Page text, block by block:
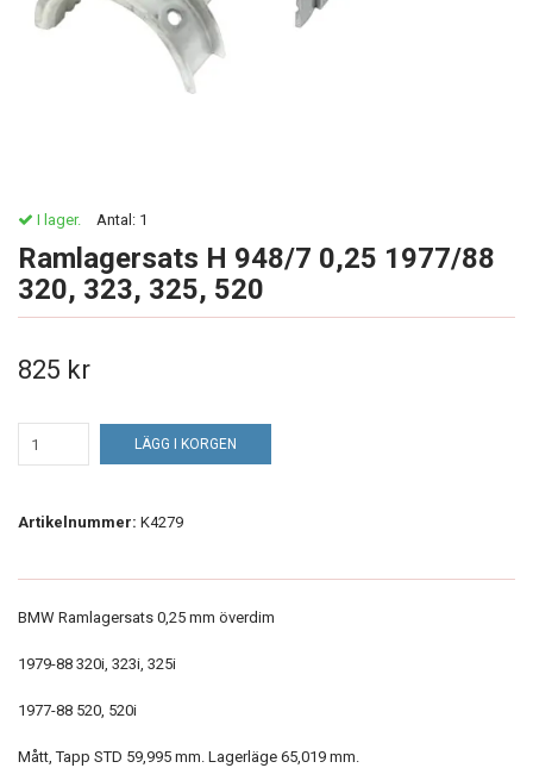
I lager. Antal: 1
Ramlagersats H 948/7 0,25 1977/88
320, 323, 325, 520
825 kr
LÄGG I KORGEN
Artikelnummer: K4279
BMW Ramlagersats 0,25 mm överdim
1979-88 320i, 323i, 325i
1977-88 520, 520i
Mått, Tapp STD 59,995 mm. Lagerläge 65,019 mm.